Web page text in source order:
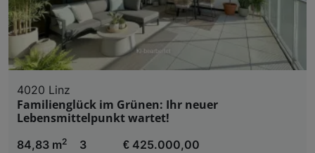
4020 Linz
Familienglück im Grünen: Ihr neuer
Lebensmittelpunkt wartet!
84,83 m2
3 € 425.000,00